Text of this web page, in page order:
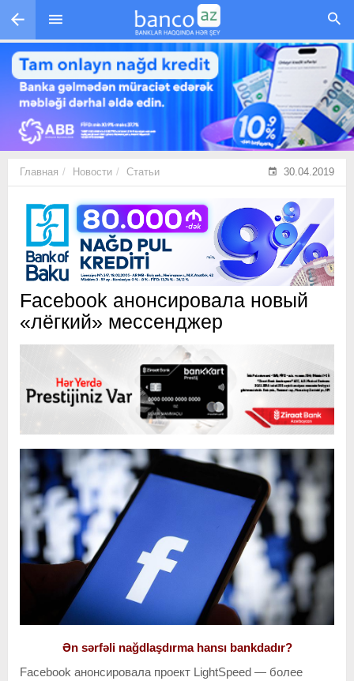
Перейти к основному содержанию
Главная Новости Статьи 30.04.2019
Facebook анонсировала новый
«лёгкий» мессенджер
Ən sərfəli nağdlaşdırma hansı bankdadır?
Facebook анонсировала проект LightSpeed — более